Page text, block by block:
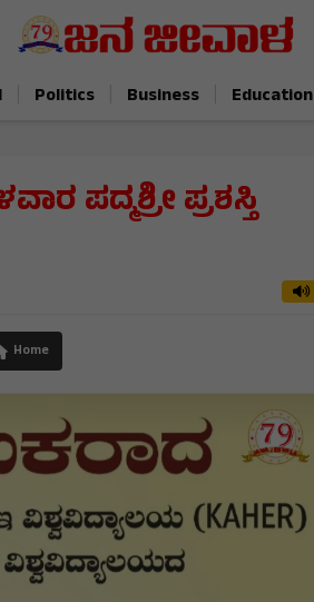
Politics Business Education
ಪದ್ಮಶ್ರೀ ಪ್ರಶಸ್ತಿ
Home